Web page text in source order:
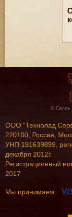
© Салон
ООО "Технолад
220100, Россия,
УНП 191639899,
декабря 2012г.
Регистрационный
2017
Мы принимаем: